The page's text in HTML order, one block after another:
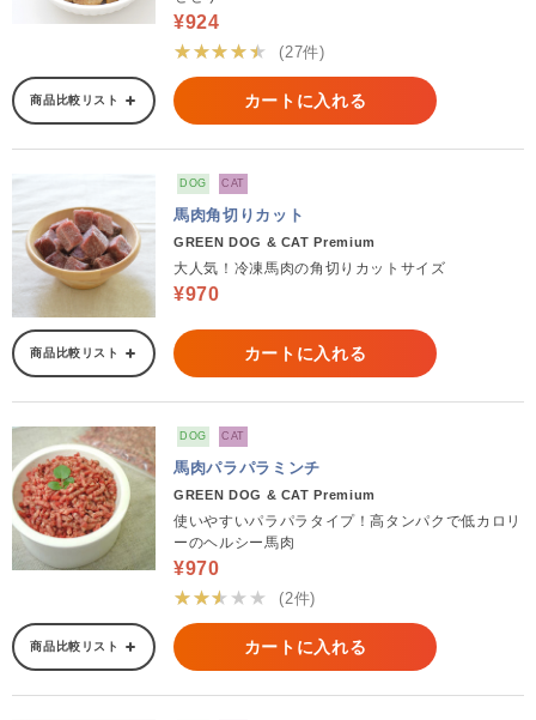
¥924
★★★★★
(27件)
商品比較リスト カートに入れる
DOG CAT
馬肉角切りカット
GREEN DOG & CAT Premium
大人気！冷凍馬肉の角切りカットサイズ
¥970
商品比較リスト カートに入れる
DOG CAT
馬肉パラパラミンチ
GREEN DOG & CAT Premium
使いやすいパラパラタイプ！高タンパクで低カロリ
ーのヘルシー馬肉
¥970
★★★★★
(2件)
商品比較リスト カートに入れる